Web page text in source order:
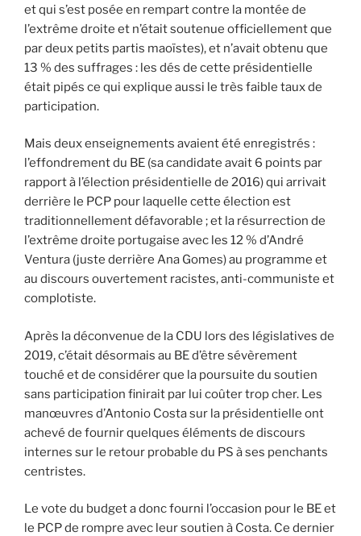
et qui s’est posée en rempart contre la montée de
l’extrême droite et n’était soutenue officiellement que
par deux petits partis maoïstes), et n’avait obtenu que
13 % des suffrages : les dés de cette présidentielle
était pipés ce qui explique aussi le très faible taux de
participation.
Mais deux enseignements avaient été enregistrés :
l’effondrement du BE (sa candidate avait 6 points par
rapport à l’élection présidentielle de 2016) qui arrivait
derrière le PCP pour laquelle cette élection est
traditionnellement défavorable ; et la résurrection de
l’extrême droite portugaise avec les 12 % d’André
Ventura (juste derrière Ana Gomes) au programme et
au discours ouvertement racistes, anti-communiste et
complotiste.
Après la déconvenue de la CDU lors des législatives de
2019, c’était désormais au BE d’être sévèrement
touché et de considérer que la poursuite du soutien
sans participation finirait par lui coûter trop cher. Les
manœuvres d’Antonio Costa sur la présidentielle ont
achevé de fournir quelques éléments de discours
internes sur le retour probable du PS à ses penchants
centristes.
Le vote du budget a donc fourni l’occasion pour le BE et
le PCP de rompre avec leur soutien à Costa. Ce dernier